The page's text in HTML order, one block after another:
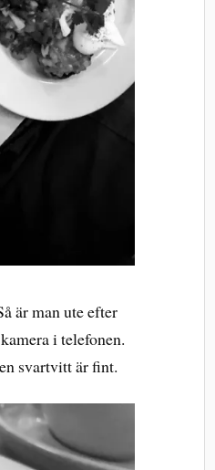
är man ute efter
i telefonen.
svartvitt är fint.